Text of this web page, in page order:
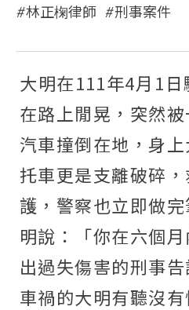
林正椈律師 刑事案件
大明在111年4月1
在路上閒晃，突然
汽車撞倒在地，身
托車更是支離破碎
護，警察也立即做
明說：「你在六個
出過失傷害的刑事
車禍的大明有聽沒